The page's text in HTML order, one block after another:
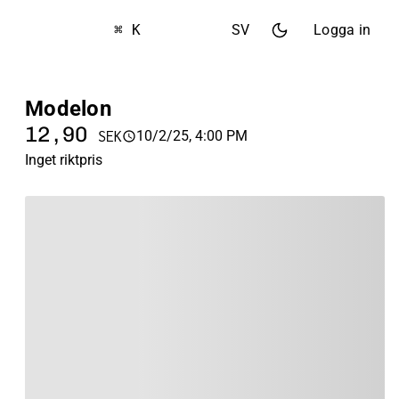
⌘ K SV Logga in
Modelon
12,90 SEK
10/2/25, 4:00 PM
Inget riktpris